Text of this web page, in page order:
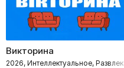
Викторина
2026, Интеллектуальное,